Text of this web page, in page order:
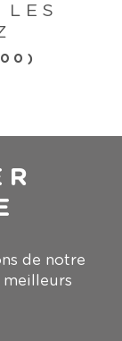
de notre
meilleurs